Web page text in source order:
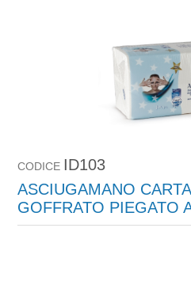
CODICE ID103
ASCIUGAMANO
GOFFRATO PIEGATO